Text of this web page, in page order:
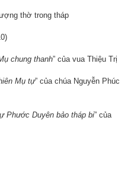
thờ trong tháp
chung thanh” của vua Thiệu Trị
Mụ tự” của chúa Nguyễn Phúc
Phước Duyên bảo tháp bi” của